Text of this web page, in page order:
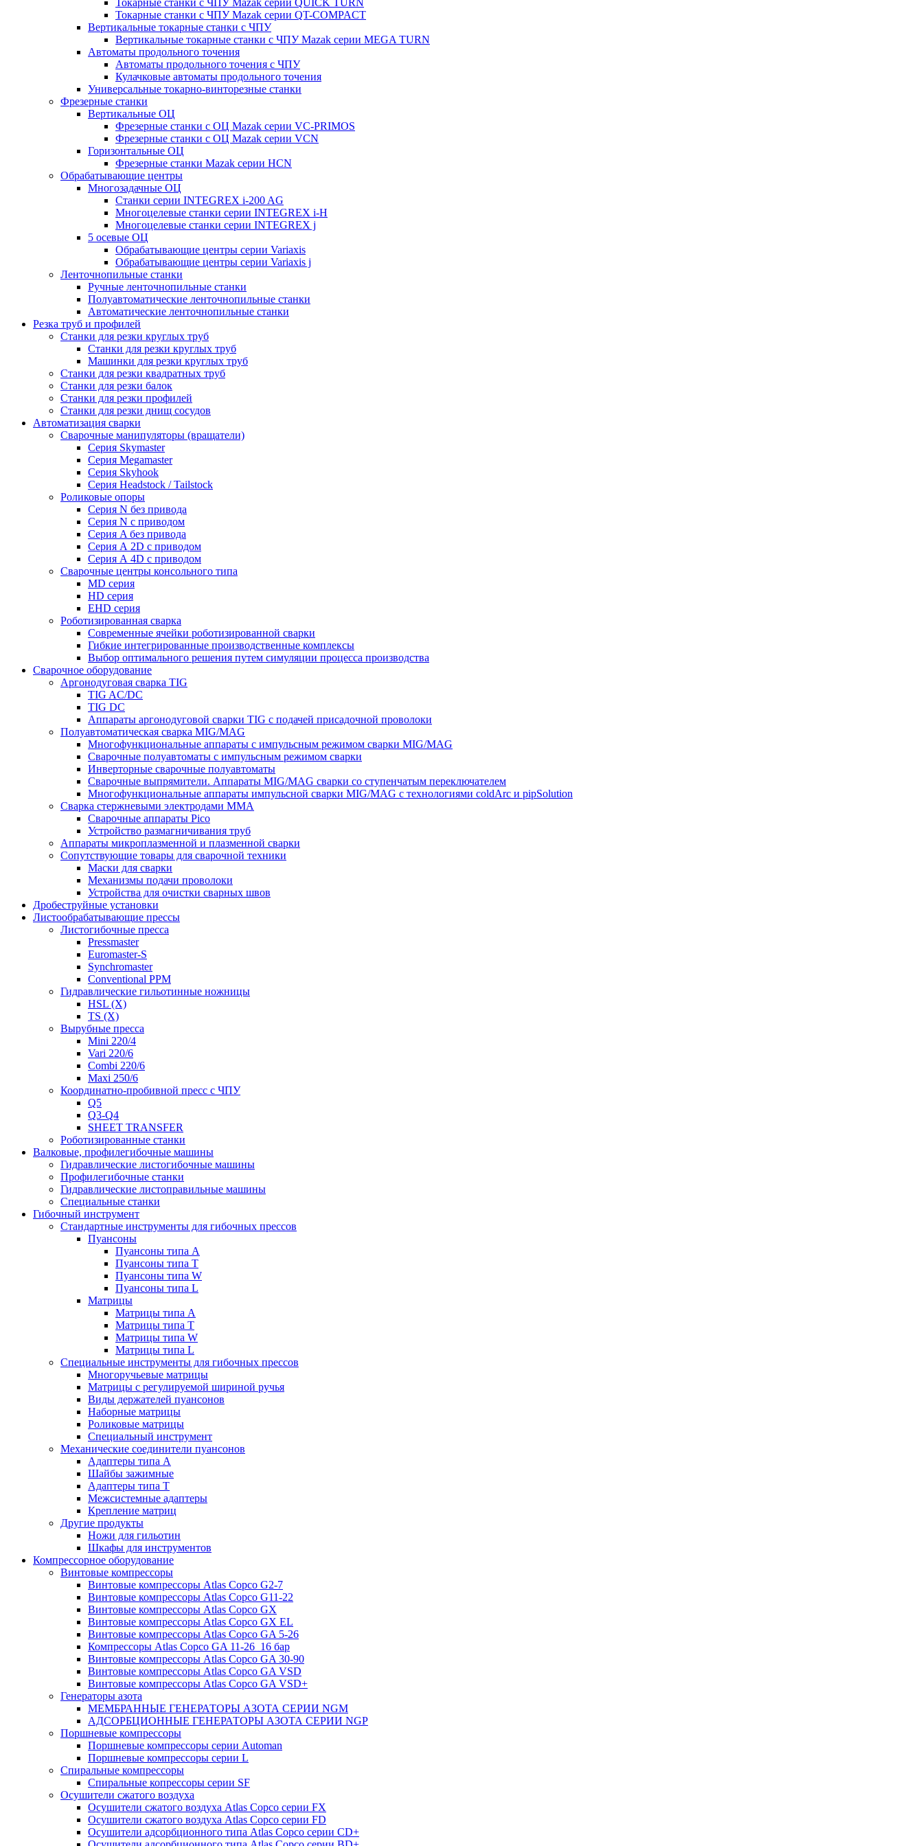
Токарные станки с ЧПУ Mazak серии QT-COMPACT
Вертикальные токарные станки с ЧПУ
Вертикальные токарные станки с ЧПУ Mazak серии MEGA TURN
Автоматы продольного точения
Автоматы продольного точения с ЧПУ
Кулачковые автоматы продольного точения
Универсальные токарно-винторезные станки
Фрезерные станки
Вертикальные ОЦ
Фрезерные станки с ОЦ Mazak серии VC-PRIMOS
Фрезерные станки с ОЦ Mazak серии VCN
Горизонтальные ОЦ
Фрезерные станки Mazak серии HCN
Обрабатывающие центры
Многозадачные ОЦ
Cтанки серии INTEGREX i-200 AG
Многоцелевые станки серии INTEGREX i-H
Многоцелевые станки серии INTEGREX j
5 осевые ОЦ
Обрабатывающие центры серии Variaxis
Обрабатывающие центры серии Variaxis j
Ленточнопильные станки
Ручные ленточнопильные станки
Полуавтоматические ленточнопильные станки
Автоматические ленточнопильные станки
Резка труб и профилей
Станки для резки круглых труб
Станки для резки круглых труб
Машинки для резки круглых труб
Станки для резки квадратных труб
Станки для резки балок
Станки для резки профилей
Станки для резки днищ сосудов
Автоматизация сварки
Сварочные манипуляторы (вращатели)
Серия Skymaster
Серия Megamaster
Серия Skyhook
Серия Headstock / Tailstock
Роликовые опоры
Серия N без привода
Серия N с приводом
Серия A без привода
Серия А 2D с приводом
Серия А 4D с приводом
Сварочные центры консольного типа
MD серия
HD серия
EHD серия
Роботизированная сварка
Современные ячейки роботизированной сварки
Гибкие интегрированные производственные комплексы
Выбор оптимального решения путем симуляции процесса производства
Сварочное оборудование
Аргонодуговая сварка TIG
TIG AC/DC
TIG DC
Аппараты аргонодуговой сварки TIG с подачей присадочной проволоки
Полуавтоматическая сварка MIG/MAG
Многофункциональные аппараты с импульсным режимом сварки MIG/MAG
Сварочные полуавтоматы с импульсным режимом сварки
Инверторные сварочные полуавтоматы
Сварочные выпрямители. Аппараты MIG/MAG сварки со ступенчатым переключателем
Многофункциональные аппараты импульсной сварки MIG/MAG с технологиями coldArc и pipSolution
Сварка стержневыми электродами MMA
Сварочные аппараты Pico
Устройство размагничивания труб
Аппараты микроплазменной и плазменной сварки
Сопутствующие товары для сварочной техники
Маски для сварки
Механизмы подачи проволоки
Устройства для очистки сварных швов
Дробеструйные установки
Листообрабатывающие прессы
Листогибочные пресса
Pressmaster
Euromaster-S
Synchromaster
Conventional PPM
Гидравлические гильотинные ножницы
HSL (X)
TS (X)
Вырубные пресса
Mini 220/4
Vari 220/6
Combi 220/6
Maxi 250/6
Координатно-пробивной пресс с ЧПУ
Q5
Q3-Q4
SHEET TRANSFER
Роботизированные станки
Валковые, профилегибочные машины
Гидравлические листогибочные машины
Профилегибочные станки
Гидравлические листоправильные машины
Специальные станки
Гибочный инструмент
Стандартные инструменты для гибочных прессов
Пуансоны
Пуансоны типа A
Пуансоны типа T
Пуансоны типа W
Пуансоны типа L
Матрицы
Матрицы типа A
Матрицы типа T
Матрицы типа W
Матрицы типа L
Специальные инструменты для гибочных прессов
Многоручьевые матрицы
Матрицы с регулируемой шириной ручья
Виды держателей пуансонов
Наборные матрицы
Роликовые матрицы
Специальный инструмент
Механические соединители пуансонов
Адаптеры типа A
Шайбы зажимные
Адаптеры типа T
Межсистемные адаптеры
Крепление матриц
Другие продукты
Ножи для гильотин
Шкафы для инструментов
Компрессорное оборудование
Винтовые компрессоры
Винтовые компрессоры Atlas Copco G2-7
Винтовые компрессоры Atlas Copco G11-22
Винтовые компрессоры Atlas Copco GX
Винтовые компрессоры Atlas Copco GX EL
Винтовые компрессоры Atlas Copco GA 5-26
Компрессоры Atlas Copco GA 11-26_16 бар
Винтовые компрессоры Atlas Copco GA 30-90
Винтовые компрессоры Atlas Copco GA VSD
Винтовые компрессоры Atlas Copco GA VSD+
Генераторы азота
МЕМБРАННЫЕ ГЕНЕРАТОРЫ АЗОТА СЕРИИ NGM
АДСОРБЦИОННЫЕ ГЕНЕРАТОРЫ АЗОТА СЕРИИ NGP
Поршневые компрессоры
Поршневые компрессоры серии Automan
Поршневые компрессоры серии L
Спиральные компрессоры
Спиральные копрессоры серии SF
Осушители сжатого воздуха
Осушители сжатого воздуха Atlas Copco серии FX
Осушители сжатого воздуха Atlas Copco серии FD
Осушители адсорбционного типа Atlas Copco серии СD+